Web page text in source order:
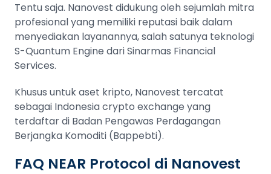
Tentu saja. Nanovest didukung oleh sejumlah mitra
profesional yang memiliki reputasi baik dalam
menyediakan layanannya, salah satunya teknologi
S-Quantum Engine dari Sinarmas Financial
Services.
Khusus untuk aset kripto, Nanovest tercatat
sebagai Indonesia crypto exchange yang
terdaftar di Badan Pengawas Perdagangan
Berjangka Komoditi (Bappebti).
FAQ NEAR Protocol di Nanovest